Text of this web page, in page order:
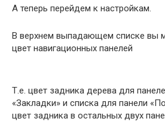
А теперь перейдем к настройкам.
В верхнем выпадающем списке вы
цвет навигационных панелей
Т.е. цвет задника дерева для
«Закладки» и списка для панели
цвет задника в остальных двух